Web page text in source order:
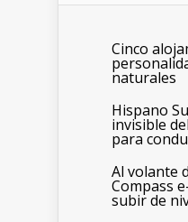
Cinco
naturales
Hispano
invisible
para
Al volante
Compass
subir de